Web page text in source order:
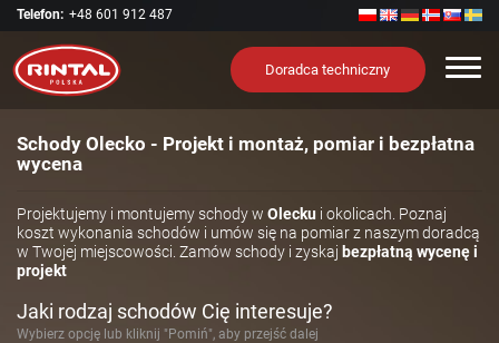
Telefon: +48 601 912 487
Doradca techniczny
Schody Olecko - Projekt i montaż, pomiar i bezpłatna
wycena
Projektujemy i montujemy schody w Olecku i okolicach. Poznaj
koszt wykonania schodów i umów się na pomiar z naszym doradcą
w Twojej miejscowości. Zamów schody i zyskaj bezpłatną wycenę i
projekt
Jaki rodzaj schodów Cię interesuje?
Wybierz opcję lub kliknij "Pomiń", aby przejść dalej